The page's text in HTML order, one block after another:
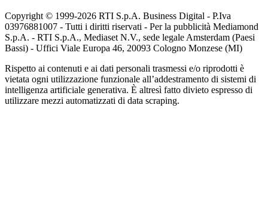
Copyright © 1999-2026 RTI S.p.A. Business Digital - P.Iva
03976881007 - Tutti i diritti riservati - Per la pubblicità Mediamond
S.p.A. - RTI S.p.A., Mediaset N.V., sede legale Amsterdam (Paesi
Bassi) - Uffici Viale Europa 46, 20093 Cologno Monzese (MI)
Rispetto ai contenuti e ai dati personali trasmessi e/o riprodotti è
vietata ogni utilizzazione funzionale all’addestramento di sistemi di
intelligenza artificiale generativa. È altresì fatto divieto espresso di
utilizzare mezzi automatizzati di data scraping.